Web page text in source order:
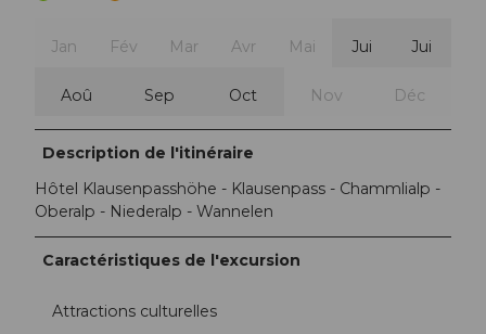
Jan Fév Mar Avr Mai Jui Jui
Aoû Sep Oct Nov Déc
Description de l'itinéraire
Hôtel Klausenpasshöhe - Klausenpass - Chammlialp -
Oberalp - Niederalp - Wannelen
Caractéristiques de l'excursion
Attractions culturelles